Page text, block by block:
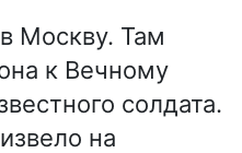
Москву. Там
к Вечному
солдата.
на